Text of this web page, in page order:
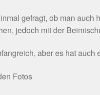
gefragt, ob man
jedoch mit der
aber es hat
Fotos